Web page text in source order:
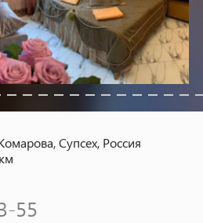
Супсех, Россия
55